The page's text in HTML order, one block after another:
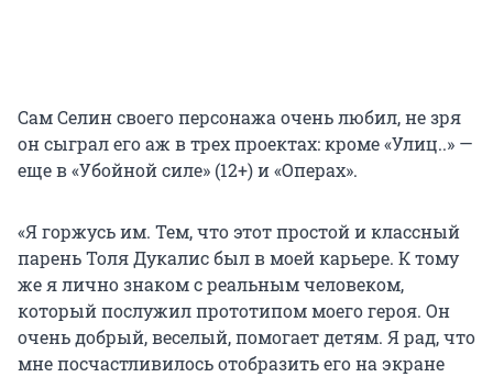
Сам Селин своего персонажа очень любил, не зря
он сыграл его аж в трех проектах: кроме «Улиц..» —
еще в «Убойной силе» (12+) и «Операх».
«Я горжусь им. Тем, что этот простой и классный
парень Толя Дукалис был в моей карьере. К тому
же я лично знаком с реальным человеком,
который послужил прототипом моего героя. Он
очень добрый, веселый, помогает детям. Я рад, что
мне посчастливилось отобразить его на экране